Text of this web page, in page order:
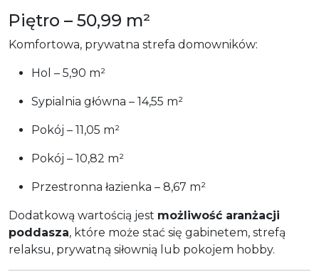
Piętro – 50,99 m²
Komfortowa, prywatna strefa domowników:
Hol – 5,90 m²
Sypialnia główna – 14,55 m²
Pokój – 11,05 m²
Pokój – 10,82 m²
Przestronna łazienka – 8,67 m²
Dodatkową wartością jest możliwość aranżacji
poddasza, które może stać się gabinetem, strefą
relaksu, prywatną siłownią lub pokojem hobby.